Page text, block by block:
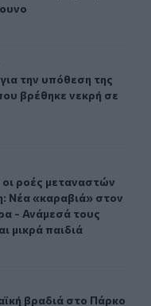
75χρονης που βρέθηκε
για την υπόθεση της
την υπόθεση της
βρέθηκε νεκρή σε
στην Κρήτη: Νέα
οι ροές μεταναστών
ροές μεταναστών
Νέα «καραβιά» στον
- Ανάμεσά τους
μικρά παιδιά
Κνωσού την
βραδιά στο
βραδιά στο Πάρκο